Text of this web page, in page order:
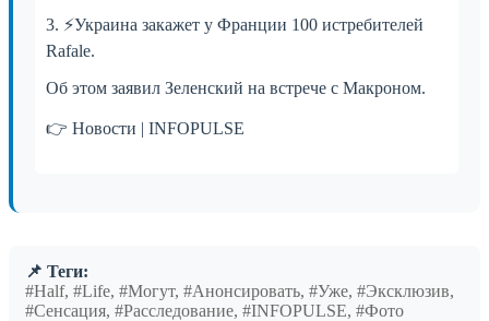
3. ⚡️Украина закажет у Франции 100 истребителей
Rafale.
Об этом заявил Зеленский на встрече с Макроном.
👉 Новости | INFOPULSE⁩
📌 Теги:
#Half, #Life, #Могут, #Анонсировать, #Уже, #Эксклюзив,
#Сенсация, #Расследование, #INFOPULSE, #Фото